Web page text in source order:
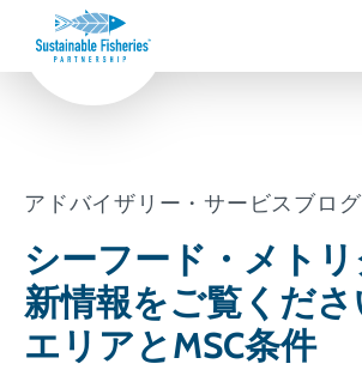
アドバイザリー・サービスブログ
シーフード・メト
新情報をご覧くださ
エリアとMSC条件